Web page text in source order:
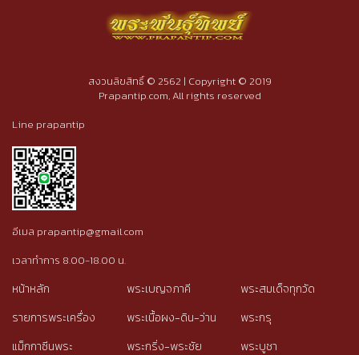
สงวนลิขสิทธิ์ © 2562 | Copyright © 2019
Prapantip.com, All rights reserved
Line prapantip
อีเมล prapantip@gmail.com
เวลาทำการ 8.00-18.00 น.
หน้าหลัก
รายการพระเครื่อง
แม็กกาซีนพระ
พระเบญจภาคี
พระเนื้อผง-ดิน-ว่าน
พระกริ่ง-พระชัย
พระสมเด็จทุกวัด
พระกรุ
พระบูชา